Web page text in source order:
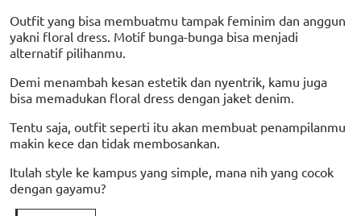
Outfit yang bisa membuatmu tampak feminim dan anggun
yakni floral dress. Motif bunga-bunga bisa menjadi
alternatif pilihanmu.
Demi menambah kesan estetik dan nyentrik, kamu juga
bisa memadukan floral dress dengan jaket denim.
Tentu saja, outfit seperti itu akan membuat penampilanmu
makin kece dan tidak membosankan.
Itulah style ke kampus yang simple, mana nih yang cocok
dengan gayamu?